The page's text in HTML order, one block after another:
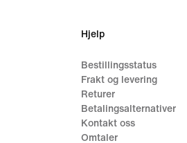
Hjelp
Bestillingsstatus
Frakt og levering
Returer
Betalingsalternativer
Kontakt oss
Omtaler